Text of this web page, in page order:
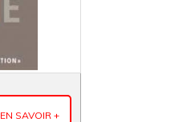
EN SAVOIR +